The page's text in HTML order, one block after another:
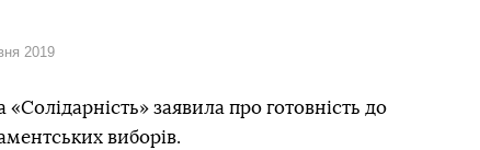
2019
заявила про готовність до
виборів.